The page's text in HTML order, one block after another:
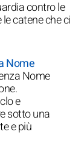
contro le
catene che ci
Nome
Nome
e
sotto una
e più